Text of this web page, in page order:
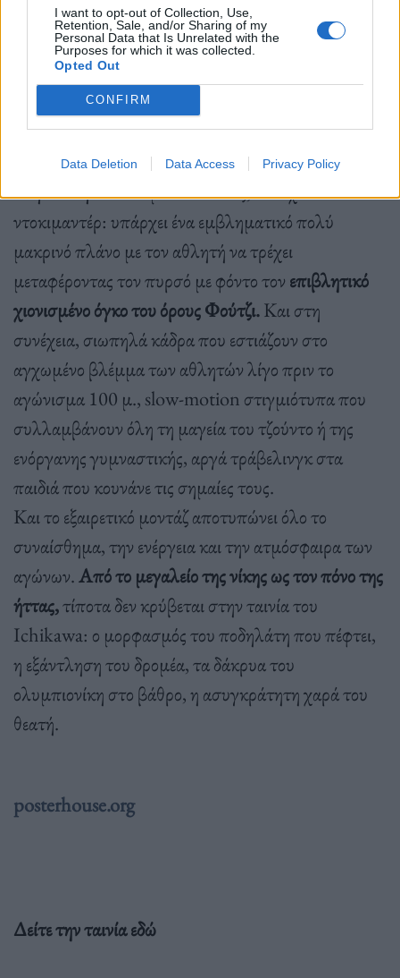
I want to opt-out of Collection, Use,
Retention, Sale, and/or Sharing of my
Personal Data that Is Unrelated with the
Purposes for which it was collected.
Opted Out
CONFIRM
Data Deletion Data Access Privacy Policy
υβριδικό στιλ των αφισών έχει στοιχεία τόσο από
την πληθωρική αισθητική του φωτομοντάζ, όσο και
από τον κονστρουκτιβισμό και τον ιταλικό
μοντερνισμό.
Από τα πρώτα λεπτά της ταινίας, γίνεται ολοφάνερο
Tokyo Olympiadείναι φτιαγμένo από ένα
σκηνοθέτη ταινιών μυθοπλασίας, και όχι
ντοκιμαντέρ: υπάρχει ένα εμβληματικό πολύ
μακρινό πλάνο με τον αθλητή να τρέχει
μεταφέροντας τον πυρσό με φόντο τον επιβλητικό
χιονισμένο όγκο του όρους Φούτζι.Και στη
συνέχεια, σιωπηλά κάδρα που εστιάζουν στο
αγχωμένο βλέμμα των αθλητών λίγο πριν το
αγώνισμα 100 μ., slow-motion στιγμιότυπα που
συλλαμβάνουν όλη τη μαγεία του τζούντο ή της
ενόργανης γυμναστικής, αργά τράβελινγκ στα
παιδιά που κουνάνε τις σημαίες τους.
Και το εξαιρετικό μοντάζ αποτυπώνει όλο το
συναίσθημα, την ενέργεια και την ατμόσφαιρα των
αγώνων.Από το μεγαλείο της νίκης ως τον πόνο της
ήττας,τίποτα δεν κρύβεται στην ταινία του
Ιchikawa: ο μορφασμός του ποδηλάτη που πέφτει,
η εξάντληση του δρομέα, τα δάκρυα του
ολυμπιονίκη στο βάθρο, η ασυγκράτητη χαρά του
θεατή.
posterhouse.org
Δείτε την ταινία εδώ